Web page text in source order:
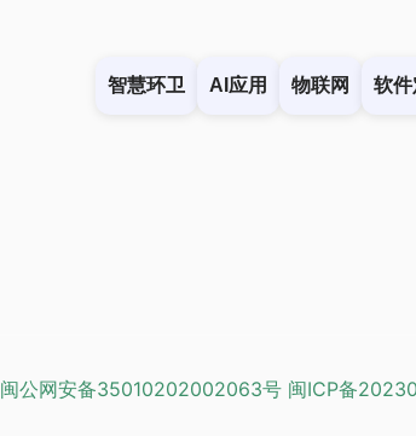
智慧环卫 AI应用 物联网 软件
闽公网安备35010202002063号 闽ICP备